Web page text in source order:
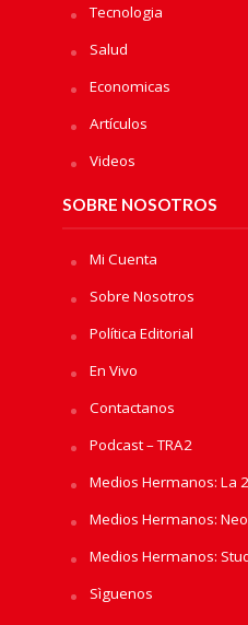
Tecnologia
Salud
Economicas
Artículos
Videos
SOBRE NOSOTROS
Mi Cuenta
Sobre Nosotros
Política Editorial
En Vivo
Contactanos
Podcast – TRA2
Medios Hermanos: La
Medios Hermanos:
Medios Hermanos:
Sìguenos